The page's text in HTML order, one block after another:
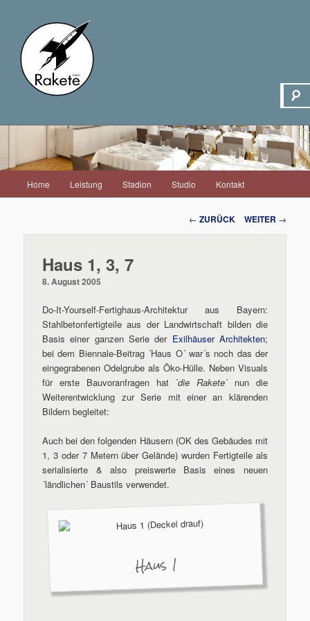
Zum
Home Leistung Stadion Studio Kontakt
Beitrags-
Navigation
← ZURÜCK WEITER →
Haus 1, 3, 7
8. August 2005
Do-It-Yourself-Fertighaus-Architektur aus Bayern:
Stahlbetonfertigteile aus der Landwirtschaft bilden die
Basis einer ganzen Serie der Exilhäuser Architekten;
bei dem Biennale-Beitrag ´Haus O´ war´s noch das der
eingegrabenen Odelgrube als Öko-Hülle. Neben Visuals
für erste Bauvoranfragen hat ´die Rakete´ nun die
Weiterentwicklung zur Serie mit einer an klärenden
Bildern begleitet:
Auch bei den folgenden Häusern (OK des Gebäudes mit
1, 3 oder 7 Metern über Gelände) wurden Fertigteile als
serialisierte & also preiswerte Basis eines neuen
´ländlichen´ Baustils verwendet.
Haus 1